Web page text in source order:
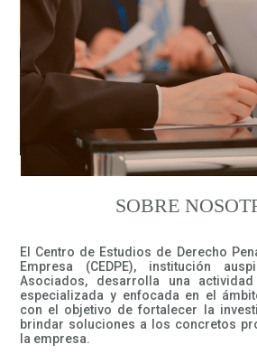
SOBRE
El Centro de Estudios de Derecho
Empresa (CEDPE), institución
Asociados, desarrolla una
especializada y enfocada en el
con el objetivo de fortalecer la
brindar soluciones a los concretos
la empresa.